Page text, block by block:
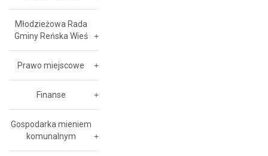
Młodzieżowa Rada
Gminy Reńska Wieś
Prawo miejscowe
Finanse
Gospodarka mieniem
komunalnym